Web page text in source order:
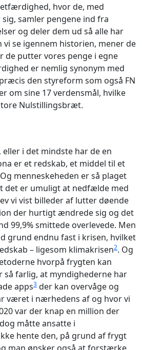
, hvor de, med
samler pengene ind fra
og deler dem ud så alle har
vi se igennem historien, mener de
de putter vores penge i egne
er nemlig synonym med
den styreform som også FN
om sine 17 verdensmål, hvilke
Nulstillingsbræt.
eller i det mindste har de en
er et redskab, et middel til et
menneskeheden er så plaget
det er umuligt at nedfælde med
vi vist billeder af lutter døende
der hurtigt ændrede sig og det
99,9% smittede overlevede. Men
grund endnu fast i krisen, hvilket
– ligesom klimakrisen2. Og
hvorpå frygten kan
så farlig, at myndighederne har
apps3 der kan overvåge og
været i nærhedens af og hvor vi
var der knap en million der
måtte ansatte i
hente den, på grund af frygt